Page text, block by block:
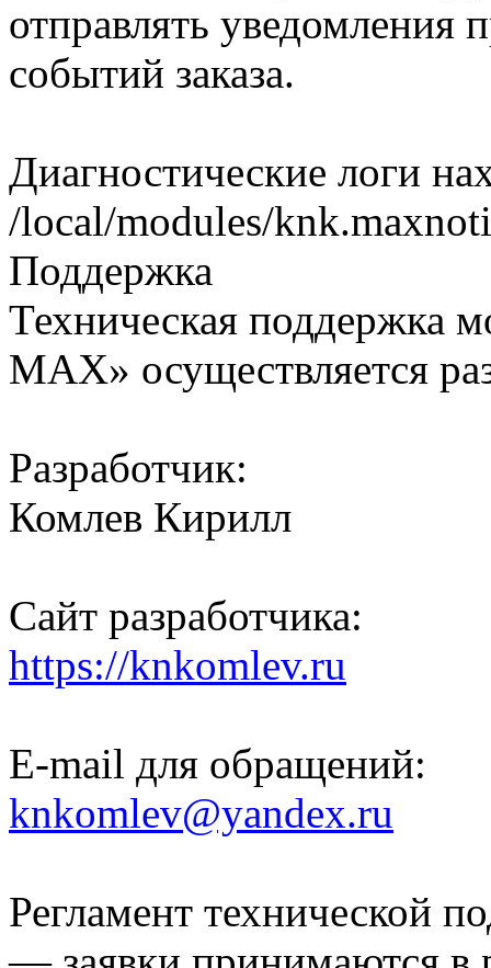
отправлять уведомления
событий заказа.
Диагностические логи
/local/modules/
Поддержка
Техническая поддержка
MAX» осуществляется
Разработчик:
Комлев Кирилл
Сайт разработчика:
https://knkomlev.ru
E-mail для обращений:
knkomlev@yandex.ru
Регламент технической